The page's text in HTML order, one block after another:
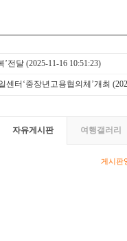
’전달 (2025-11-16 10:51:23)
터‘중장년고용협의체’개최
자유게시판 여행갤러리
게시판